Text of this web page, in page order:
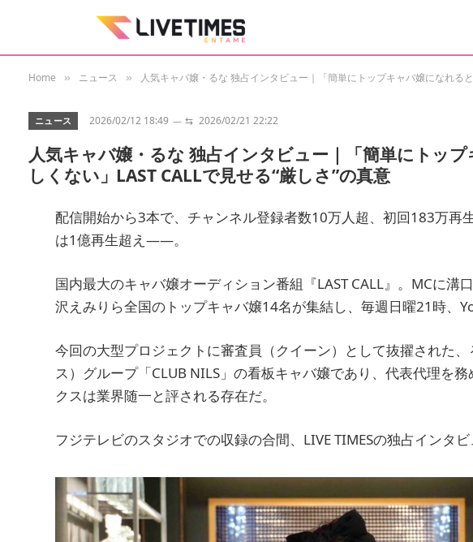
Home » ニュース » 人気キャバ嬢・るな 独占インタビュー｜「簡単にトップキャバ嬢になれる
ニュース 2026/02/12 18:49 ⇆ 2026/02/21 22:22
人気キャバ嬢・るな 独占インタビュー｜「簡単にトッ
しくない」LAST CALLで見せる“厳しさ”の真意
配信開始から3本で、チャンネル登録者数10万人超、初回183万再
は1億再生超え——。
国内最大のキャバ嬢オーディション番組『LAST CALL』。MCに溝
沢えみりら全国のトップキャバ嬢14名が集結し、毎週日曜21時、
今回の大型プロジェクトに審査員（クイーン）として抜擢された
ス）グループ「CLUB NILS」の看板キャバ嬢であり、代表代理を
クスは業界随一と評される存在だ。
フジテレビのスタジオでの収録の合間、LIVE TIMESの独占インタビ